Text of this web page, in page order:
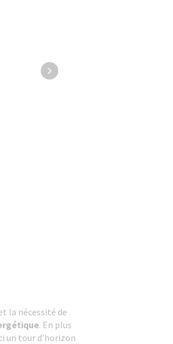
la nécessité de
. En plus
un tour d’horizon